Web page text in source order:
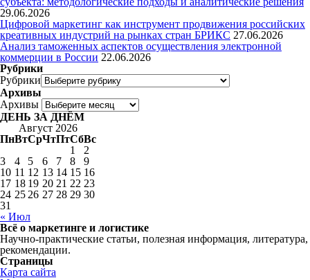
29.06.2026
Цифровой маркетинг как инструмент продвижения российских
креативных индустрий на рынках стран БРИКС 27.06.2026
Анализ таможенных аспектов осуществления электронной
коммерции в России 22.06.2026
Рубрики
Рубрики
Архивы
Архивы
ДЕНЬ ЗА ДНЁМ
Август 2026
ПнВтСрЧтПтСбВс
1
2
3
4 5 6 7 8
9
10 11 12 13 14 15 16
17 18 19 20 21 22 23
24 25 26 27 28 29 30
31
« Июл
Всё о маркетинге и логистике
Научно-практические статьи, полезная информация, литература,
рекомендации.
Страницы
Карта сайта